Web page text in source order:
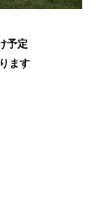
予定
ます